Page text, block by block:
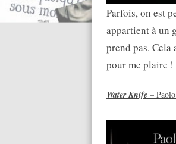
Parfois, on est
appartient à un
prend pas.
pour me plaire !
Water Knife–